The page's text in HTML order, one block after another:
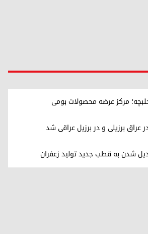
مرکز عرضه محصولات بومی
عراق برزیلی و در برزیل عراقی شد
شدن به قطب جدید تولید زعفران